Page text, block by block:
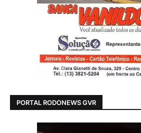
PORTAL RODONEWS GVR